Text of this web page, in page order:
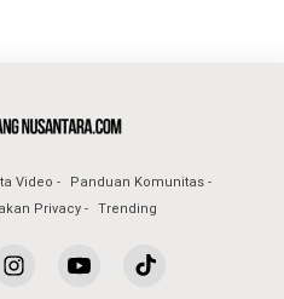
Video
Panduan Komunitas
Privacy
Trending